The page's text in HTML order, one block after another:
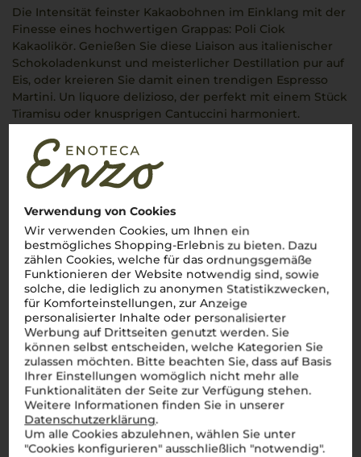
Verwendung von Cookies
Wir verwenden Cookies, um Ihnen ein
bestmögliches Shopping-Erlebnis zu bieten. Dazu
zählen Cookies, welche für das ordnungsgemäße
Funktionieren der Website notwendig sind, sowie
solche, die lediglich zu anonymen Statistikzwecken,
für Komforteinstellungen, zur Anzeige
personalisierter Inhalte oder personalisierter
Werbung auf Drittseiten genutzt werden. Sie
können selbst entscheiden, welche Kategorien Sie
zulassen möchten. Bitte beachten Sie, dass auf Basis
Ihrer Einstellungen womöglich nicht mehr alle
Funktionalitäten der Seite zur Verfügung stehen.
Weitere Informationen finden Sie in unserer
Datenschutzerklärung.
Um alle Cookies abzulehnen, wählen Sie unter
"Cookies konfigurieren" ausschließlich "notwendig".
Die Intensität feinster Kakaobohnen im Einklang mit der
Finesse eines hochwertigen Grappas: Poli Ciok
Kakaolikör. Genießen Sie diese Liaison aus italienischer
Schokoladenkunst und meisterlicher Destillation pur auf
Eis, oder kreieren Sie damit einen trendigen Espresso
Martini. Un liquore delizioso, der perfekt mit einem Stück
Tiramisu oder knusprigen Cantuccini harmoniert.
Kundenbewertungen (0)
Es ist noch keine
Kundenbewertung vorhanden.
Schreiben Sie jetzt die erste Bewertung!
JETZT BEWERTEN